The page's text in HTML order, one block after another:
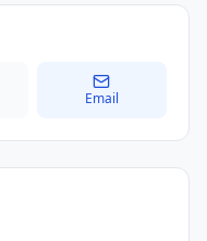
Email